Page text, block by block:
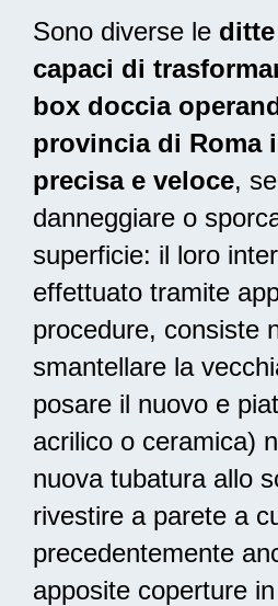
Sono diverse le
capaci di
box doccia
provincia di Roma
precisa e veloce,
danneggiare o
superficie: il loro
effettuato tramite
procedure, consiste
smantellare la
posare il nuovo e
acrilico o ceramica)
nuova tubatura allo
rivestire a parete a
precedentemente
apposite coperture